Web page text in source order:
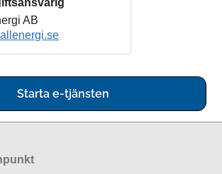
AB
Starta e-tjänsten